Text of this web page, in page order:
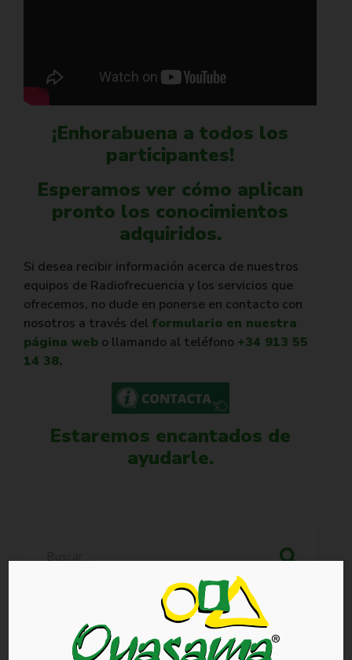
¡Enhorabuena a todos los
participantes!
Esperamos ver cómo aplican
pronto los conocimientos
adquiridos.
Si desea recibir información acerca de nuestros
equipos de Radiofrecuencia y los servicios que
ofrecemos, no dude en ponerse en contacto con
nosotros a través del formulario en nuestra
página web o llamando al teléfono +34 913 55
14 38.
Estaremos encantados de
ayudarle.
Categorías